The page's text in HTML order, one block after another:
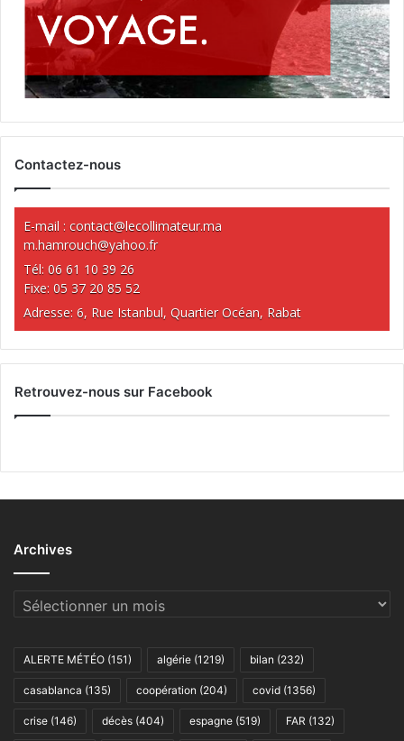
Contactez-nous
E-mail : contact@lecollimateur.ma
m.hamrouch@yahoo.fr
Tél: 06 61 10 39 26
Fixe: 05 37 20 85 52
Adresse: 6, Rue Istanbul, Quartier Océan, Rabat
Retrouvez-nous sur Facebook
Archives
Archives
ALERTE MÉTÉO (151) algérie (1219) bilan (232)
casablanca (135) coopération (204) covid (1356)
crise (146) décès (404) espagne (519) FAR (132)